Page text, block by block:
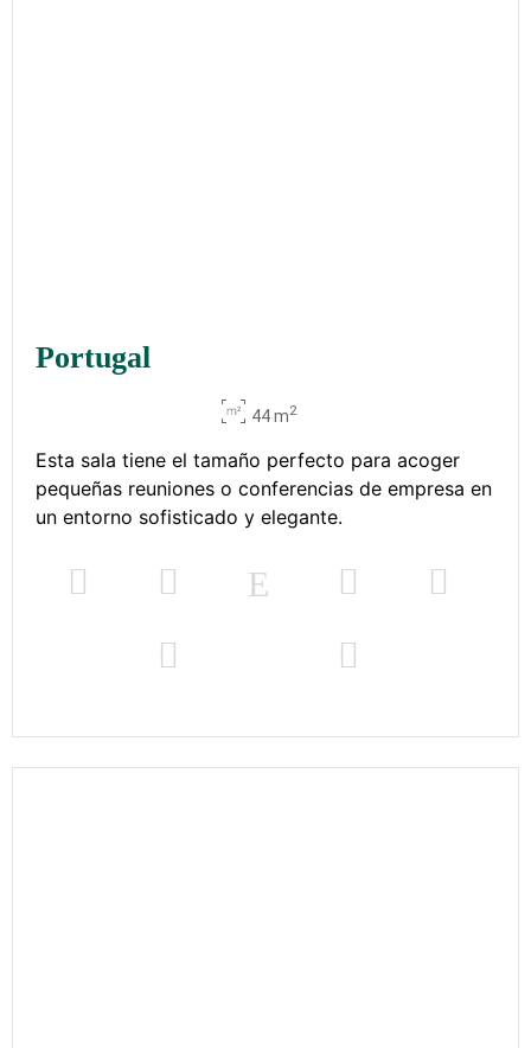
Portugal
44 m2
Esta sala tiene el tamaño perfecto para acoger
pequeñas reuniones o conferencias de empresa en
un entorno sofisticado y elegante.